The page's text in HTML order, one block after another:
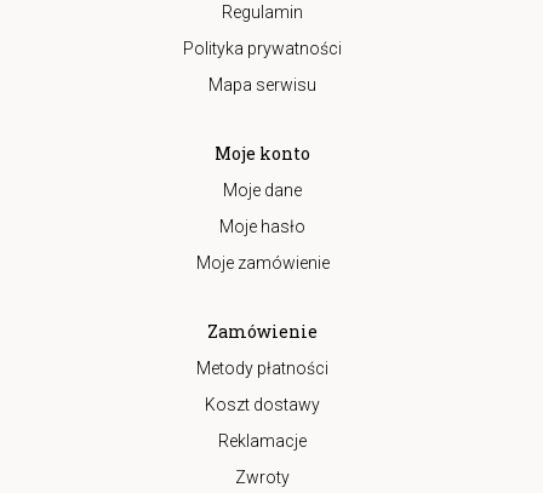
Regulamin
Polityka prywatności
Mapa serwisu
Moje konto
Moje dane
Moje hasło
Moje zamówienie
Zamówienie
Metody płatności
Koszt dostawy
Reklamacje
Zwroty